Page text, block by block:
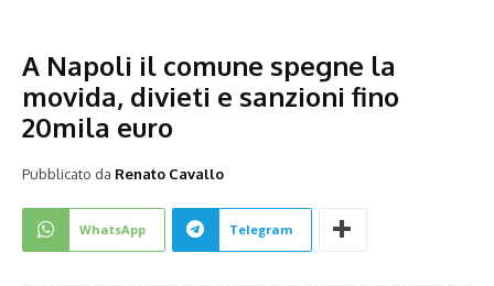
A Napoli il comune spegne la
movida, divieti e sanzioni fino
20mila euro
Pubblicato da Renato Cavallo
WhatsApp Telegram